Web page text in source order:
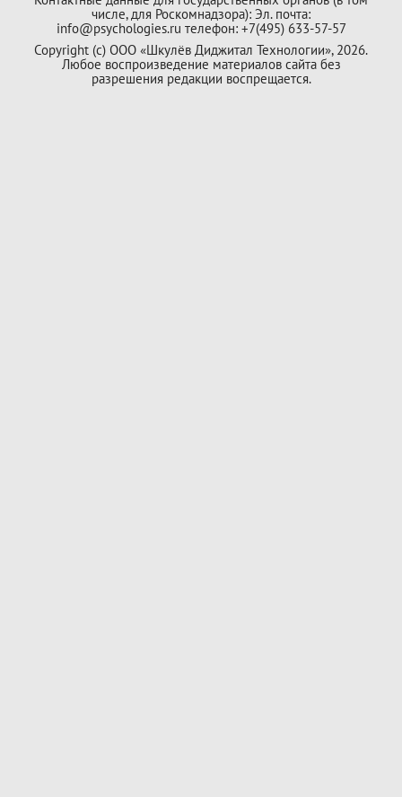
числе, для Роскомнадзора): Эл. почта:
info@psychologies.ru телефон: +7(495) 633-57-57
Copyright (с) ООО «Шкулёв Диджитал Технологии», 2026.
Любое воспроизведение материалов сайта без
разрешения редакции воспрещается.